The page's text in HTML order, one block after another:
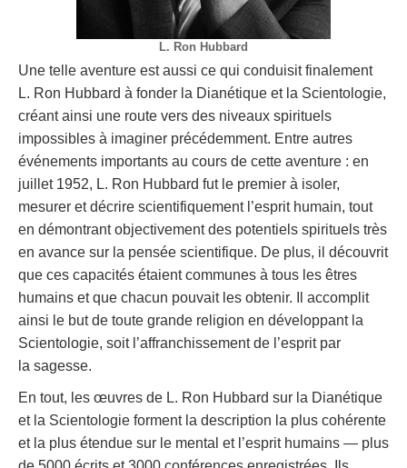
L. Ron Hubbard
Une telle aventure est aussi ce qui conduisit finalement
L. Ron Hubbard à fonder la Dianétique et la Scientologie,
créant ainsi une route vers des niveaux spirituels
impossibles à imaginer précédemment. Entre autres
événements importants au cours de cette aventure : en
juillet 1952, L. Ron Hubbard fut le premier à isoler,
mesurer et décrire scientifiquement l’esprit humain, tout
en démontrant objectivement des potentiels spirituels très
en avance sur la pensée scientifique. De plus, il découvrit
que ces capacités étaient communes à tous les êtres
humains et que chacun pouvait les obtenir. Il accomplit
ainsi le but de toute grande religion en développant la
Scientologie, soit l’affranchissement de l’esprit par
la sagesse.
En tout, les œuvres de L. Ron Hubbard sur la Dianétique
et la Scientologie forment la description la plus cohérente
et la plus étendue sur le mental et l’esprit humains — plus